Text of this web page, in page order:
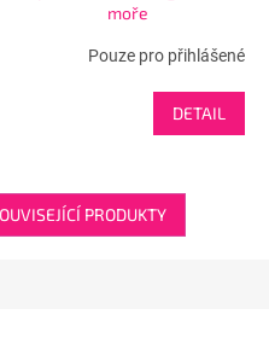
moře
Pouze pro přihlášené
DETAIL
PRODUKTY